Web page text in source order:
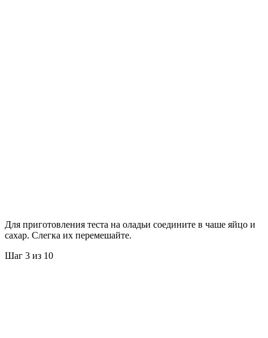
Для приготовления теста на оладьи соедините в чаше яйцо и
сахар. Слегка их перемешайте.
Шаг 3 из 10